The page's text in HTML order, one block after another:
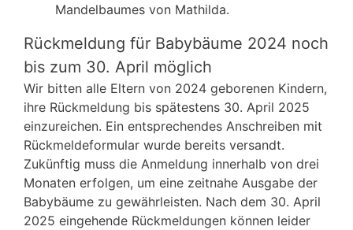
Mandelbaumes von Mathilda.
Rückmeldung für Babybäume 2024 noch
bis zum 30. April möglich
Wir bitten alle Eltern von 2024 geborenen Kindern,
ihre Rückmeldung bis spätestens 30. April 2025
einzureichen. Ein entsprechendes Anschreiben mit
Rückmeldeformular wurde bereits versandt.
Zukünftig muss die Anmeldung innerhalb von drei
Monaten erfolgen, um eine zeitnahe Ausgabe der
Babybäume zu gewährleisten. Nach dem 30. April
2025 eingehende Rückmeldungen können leider